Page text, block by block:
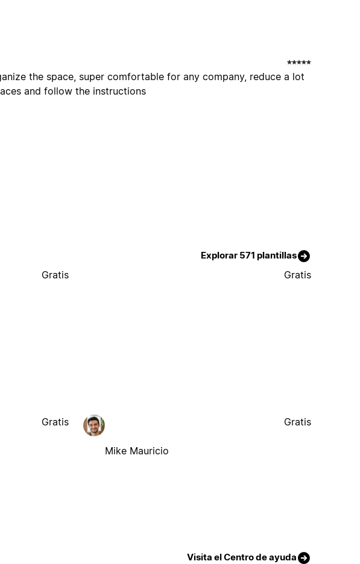
the space, super comfortable for any company, reduce a lot
and follow the instructions
Explorar 571 plantillas
Gratis Gratis
Gratis
Mike Mauricio
Gratis
Visita el Centro de ayuda